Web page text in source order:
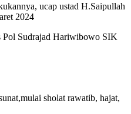
ucap ustad H.Saipullah
2024
Pol Sudrajad Hariwibowo SIK
sholat rawatib, hajat,